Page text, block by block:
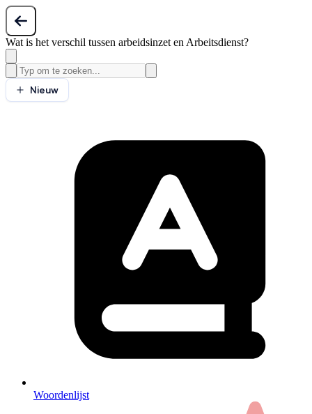
Wat is het verschil tussen arbeidsinzet en Arbeitsdienst?
Nieuw
Woordenlijst